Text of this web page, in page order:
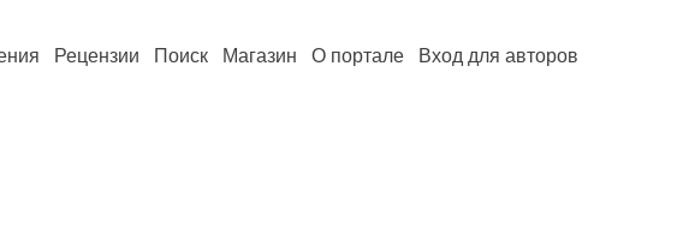
Рецензии Поиск Магазин О портале Вход для авторов